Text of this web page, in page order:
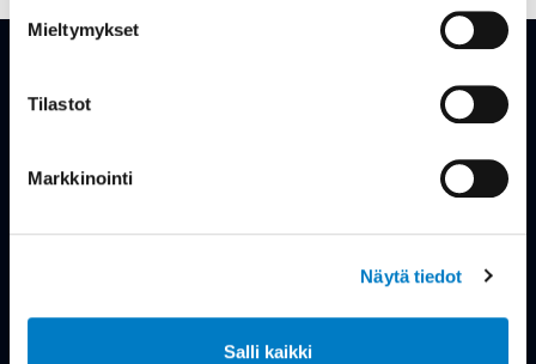
Mieltymykset
Tilastot
Markkinointi
Näytä tiedot
Salli kaikki
ARE-brändi
Brändilupaus